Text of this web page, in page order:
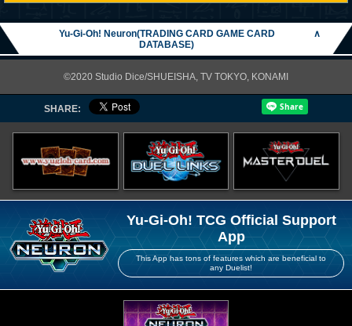
Yu-Gi-Oh! Neuron(TRADING CARD GAME CARD
DATABASE)
∧
©2020 Studio Dice/SHUEISHA, TV TOKYO, KONAMI
SHARE:
Yu-Gi-Oh! TCG Official Support
App
This App has tons of features which are beneficial to
any Duelist!